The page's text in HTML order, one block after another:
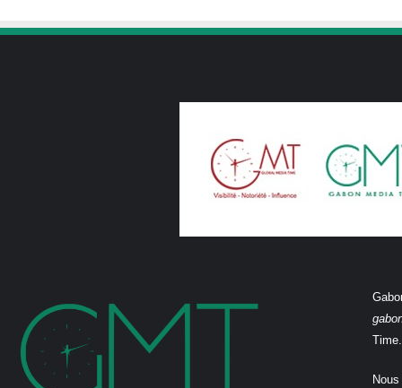
Time.